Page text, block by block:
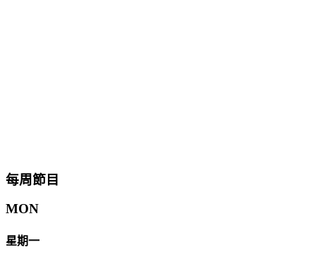
每周節目
MON
星期一